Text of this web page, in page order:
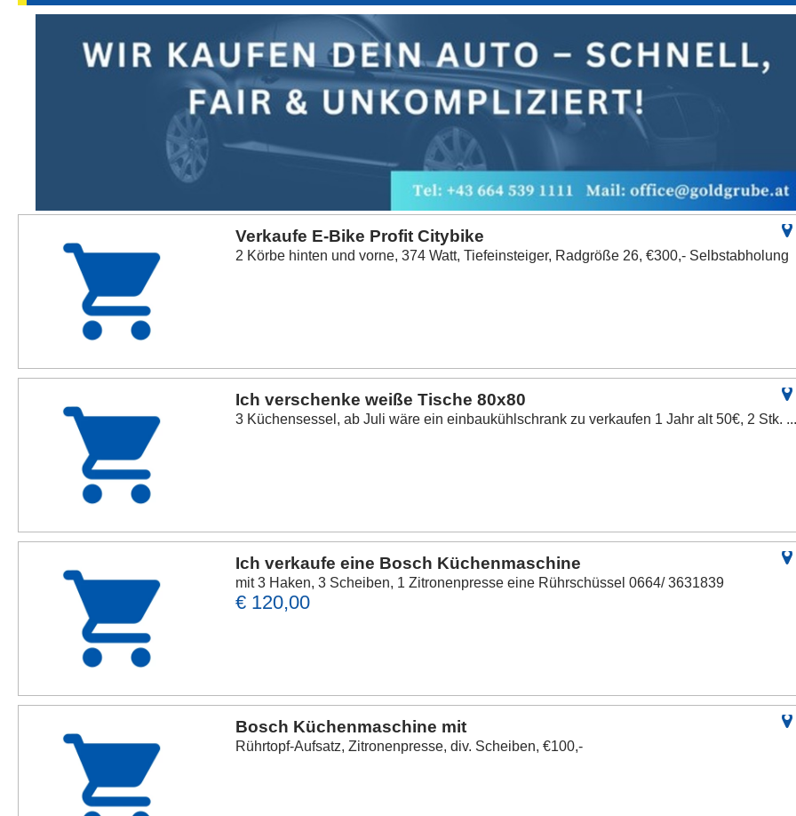
Verkaufe E-Bike Profit Citybike
2 Körbe hinten und vorne, 374 Watt, Tiefeinsteiger, Radgröße 26, €300,- Selbstabholung
Ich verschenke weiße Tische 80x80
3 Küchensessel, ab Juli wäre ein einbaukühlschrank zu verkaufen 1 Jahr alt 50€, 2 Stk.
Ich verkaufe eine Bosch Küchenmaschine
mit 3 Haken, 3 Scheiben, 1 Zitronenpresse eine Rührschüssel 0664/ 3631839
€ 120,00
Bosch Küchenmaschine mit
Rührtopf-Aufsatz, Zitronenpresse, div. Scheiben, €100,-